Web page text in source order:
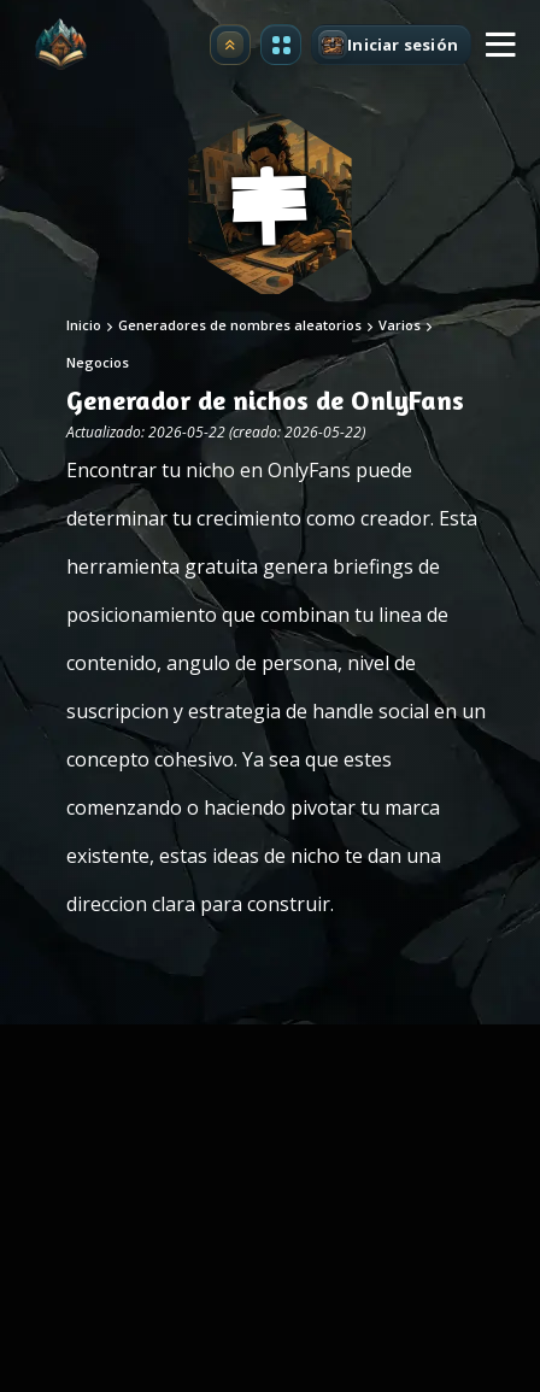
Mejorar Iniciar sesión
Inicio Generadores de nombres aleatorios Varios
Negocios
Generador de nichos de OnlyFans
Actualizado: 2026-05-22 (creado: 2026-05-22)
Encontrar tu nicho en OnlyFans puede
determinar tu crecimiento como creador. Esta
herramienta gratuita genera briefings de
posicionamiento que combinan tu linea de
contenido, angulo de persona, nivel de
suscripcion y estrategia de handle social en un
concepto cohesivo. Ya sea que estes
comenzando o haciendo pivotar tu marca
existente, estas ideas de nicho te dan una
direccion clara para construir.